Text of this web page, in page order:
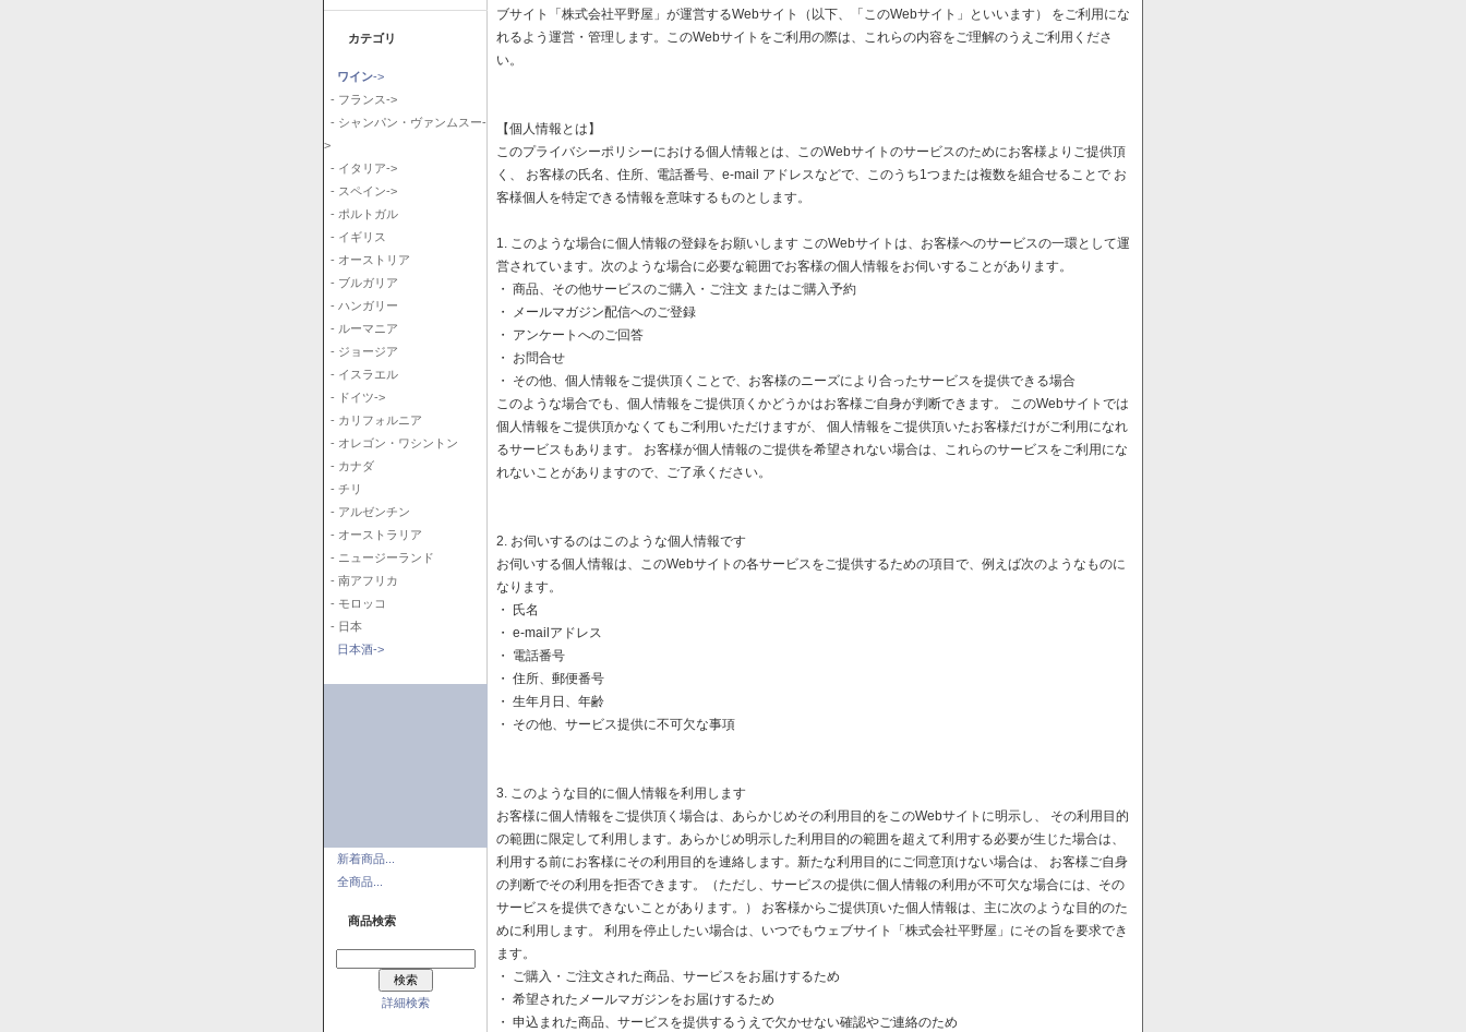
カテゴリ
ワイン->
- フランス->
- シャンパン・ヴァンムスー-
>
- イタリア->
- スペイン->
- ポルトガル
- イギリス
- オーストリア
- ブルガリア
- ハンガリー
- ルーマニア
- ジョージア
- イスラエル
- ドイツ->
- カリフォルニア
- オレゴン・ワシントン
- カナダ
- チリ
- アルゼンチン
- オーストラリア
- ニュージーランド
- 南アフリカ
- モロッコ
- 日本
日本酒->
新着商品...
全商品...
商品検索
詳細検索
ブサイト「株式会社平野屋」が運営するWebサイト（以下、「このWebサイト」といいます） をご利用にな
れるよう運営・管理します。このWebサイトをご利用の際は、これらの内容をご理解のうえご利用くださ
い。
【個人情報とは】
このプライバシーポリシーにおける個人情報とは、このWebサイトのサービスのためにお客様よりご提供頂
く、 お客様の氏名、住所、電話番号、e-mail アドレスなどで、このうち1つまたは複数を組合せることで お
客様個人を特定できる情報を意味するものとします。
1. このような場合に個人情報の登録をお願いします このWebサイトは、お客様へのサービスの一環として運
営されています。次のような場合に必要な範囲でお客様の個人情報をお伺いすることがあります。
・ 商品、その他サービスのご購入・ご注文 またはご購入予約
・ メールマガジン配信へのご登録
・ アンケートへのご回答
・ お問合せ
・ その他、個人情報をご提供頂くことで、お客様のニーズにより合ったサービスを提供できる場合
このような場合でも、個人情報をご提供頂くかどうかはお客様ご自身が判断できます。 このWebサイトでは
個人情報をご提供頂かなくてもご利用いただけますが、 個人情報をご提供頂いたお客様だけがご利用になれ
るサービスもあります。 お客様が個人情報のご提供を希望されない場合は、これらのサービスをご利用にな
れないことがありますので、ご了承ください。
2. お伺いするのはこのような個人情報です
お伺いする個人情報は、このWebサイトの各サービスをご提供するための項目で、例えば次のようなものに
なります。
・ 氏名
・ e-mailアドレス
・ 電話番号
・ 住所、郵便番号
・ 生年月日、年齢
・ その他、サービス提供に不可欠な事項
3. このような目的に個人情報を利用します
お客様に個人情報をご提供頂く場合は、あらかじめその利用目的をこのWebサイトに明示し、 その利用目的
の範囲に限定して利用します。あらかじめ明示した利用目的の範囲を超えて利用する必要が生じた場合は、
利用する前にお客様にその利用目的を連絡します。新たな利用目的にご同意頂けない場合は、 お客様ご自身
の判断でその利用を拒否できます。（ただし、サービスの提供に個人情報の利用が不可欠な場合には、その
サービスを提供できないことがあります。） お客様からご提供頂いた個人情報は、主に次のような目的のた
めに利用します。 利用を停止したい場合は、いつでもウェブサイト「株式会社平野屋」にその旨を要求でき
ます。
・ ご購入・ご注文された商品、サービスをお届けするため
・ 希望されたメールマガジンをお届けするため
・ 申込まれた商品、サービスを提供するうえで欠かせない確認やご連絡のため